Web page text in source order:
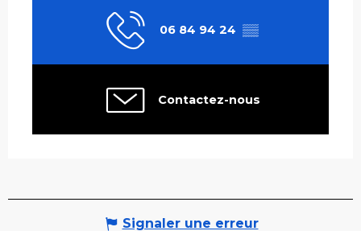
06 84 94 24 ▒▒
Contactez-nous
Signaler une erreur